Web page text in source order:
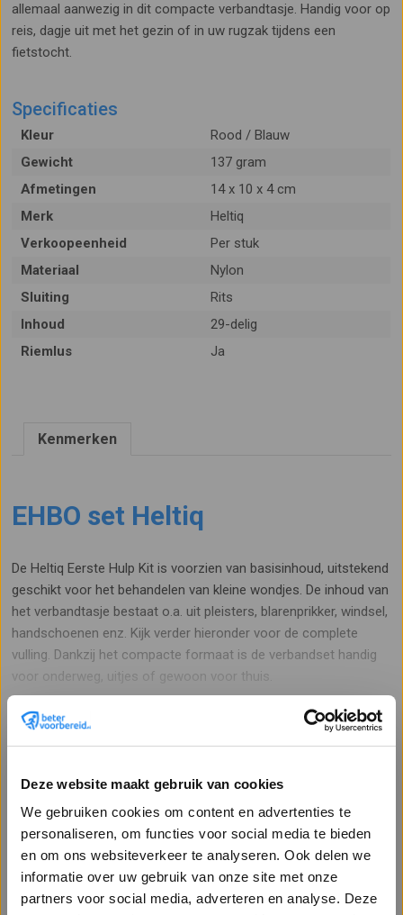
Deze website maakt gebruik van cookies
We gebruiken cookies om content en advertenties te
personaliseren, om functies voor social media te bieden
en om ons websiteverkeer te analyseren. Ook delen we
informatie over uw gebruik van onze site met onze
partners voor social media, adverteren en analyse. Deze
allemaal aanwezig in dit compacte verbandtasje. Handig voor op
reis, dagje uit met het gezin of in uw rugzak tijdens een
fietstocht.
Specificaties
Kleur
Rood / Blauw
Gewicht
137 gram
Afmetingen
14 x 10 x 4 cm
Merk
Heltiq
Verkoopeenheid
Per stuk
Materiaal
Nylon
Sluiting
Rits
Inhoud
29-delig
Riemlus
Ja
Kenmerken
EHBO set Heltiq
De Heltiq Eerste Hulp Kit is voorzien van basisinhoud, uitstekend
geschikt voor het behandelen van kleine wondjes. De inhoud van
het verbandtasje bestaat o.a. uit pleisters, blarenprikker, windsel,
handschoenen enz. Kijk verder hieronder voor de complete
vulling. Dankzij het compacte formaat is de verbandset handig
voor onderweg, uitjes of gewoon voor thuis.
Hoogwaardige Kwaliteit
Heltiq is een A-merk van Koninklijke Utermöhlen, al meer dan
135 jaar zijn zij gespecialiseerd in verbandmaterialen. Met Heltiq
producten bent u verzekerd van de beste kwaliteit BHV en EHBO
materialen!
Lees meer
EHBO Kit Heltiq
Artikelnr. 872
Staffel Per 1 stuks
9,27